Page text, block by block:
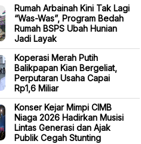
Rumah Arbainah Kini Tak Lagi
“Was-Was”, Program Bedah
Rumah BSPS Ubah Hunian
Jadi Layak
Koperasi Merah Putih
Balikpapan Kian Bergeliat,
Perputaran Usaha Capai
Rp1,6 Miliar
Konser Kejar Mimpi CIMB
Niaga 2026 Hadirkan Musisi
Lintas Generasi dan Ajak
Publik Cegah Stunting